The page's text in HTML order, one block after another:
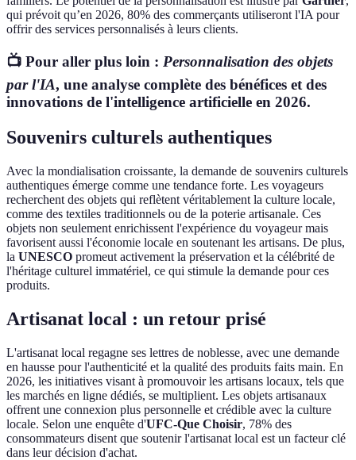
qui prévoit qu’en 2026, 80% des commerçants utiliseront l'IA pour
offrir des services personnalisés à leurs clients.
📺 Pour aller plus loin : Personnalisation des objets
par l'IA, une analyse complète des bénéfices et des
innovations de l'intelligence artificielle en 2026.
Souvenirs culturels authentiques
Avec la mondialisation croissante, la demande de souvenirs culturels
authentiques émerge comme une tendance forte. Les voyageurs
recherchent des objets qui reflètent véritablement la culture locale,
comme des textiles traditionnels ou de la poterie artisanale. Ces
objets non seulement enrichissent l'expérience du voyageur mais
favorisent aussi l'économie locale en soutenant les artisans. De plus,
la UNESCO promeut activement la préservation et la célébrité de
l'héritage culturel immatériel, ce qui stimule la demande pour ces
produits.
Artisanat local : un retour prisé
L'artisanat local regagne ses lettres de noblesse, avec une demande
en hausse pour l'authenticité et la qualité des produits faits main. En
2026, les initiatives visant à promouvoir les artisans locaux, tels que
les marchés en ligne dédiés, se multiplient. Les objets artisanaux
offrent une connexion plus personnelle et crédible avec la culture
locale. Selon une enquête d'UFC-Que Choisir, 78% des
consommateurs disent que soutenir l'artisanat local est un facteur clé
dans leur décision d'achat.